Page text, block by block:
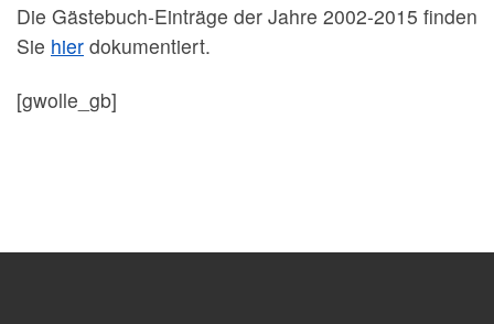
Die Gästebuch-Einträge der Jahre 2002-2015 finden
Sie hier dokumentiert.
[gwolle_gb]